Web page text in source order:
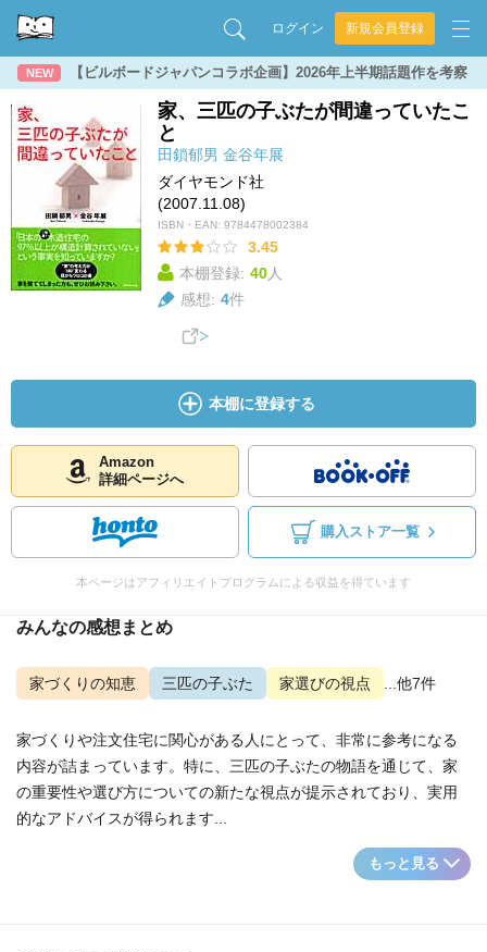
ログイン 新規会員登録
NEW 【ビルボードジャパンコラボ企画】2026年上半期話題作を考察
家、三匹の子ぶたが間違っていたこ
と
田鎖郁男 金谷年展
ダイヤモンド社
(2007.11.08)
ISBN・EAN: 9784478002384
3.45
本棚登録: 40人
感想: 4件
本棚に登録する
Amazon
詳細ページへ
購入ストア一覧
本ページはアフィリエイトプログラムによる収益を得ています
みんなの感想まとめ
家づくりの知恵 三匹の子ぶた 家選びの視点 ...他7件
家づくりや注文住宅に関心がある人にとって、非常に参考になる
内容が詰まっています。特に、三匹の子ぶたの物語を通じて、家
の重要性や選び方についての新たな視点が提示されており、実用
的なアドバイスが得られます...
もっと見る